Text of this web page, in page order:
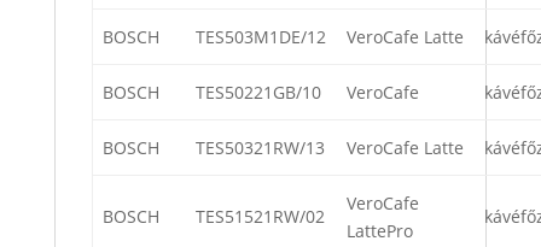
BOSCH TES503M1DE/12 VeroCafe Latte
BOSCH TES50221GB/10 VeroCafe
BOSCH TES50321RW/13 VeroCafe Latte
BOSCH TES51521RW/02
VeroCafe
LattePro